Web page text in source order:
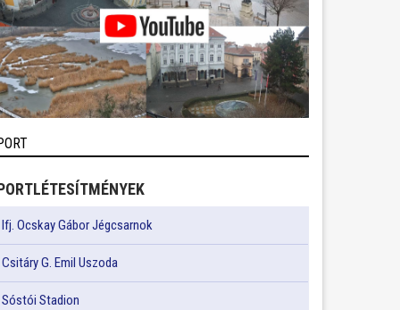
Ifj. Ocskay Gábor Jégcsarnok
Csitáry G. Emil Uszoda
Sóstói Stadion